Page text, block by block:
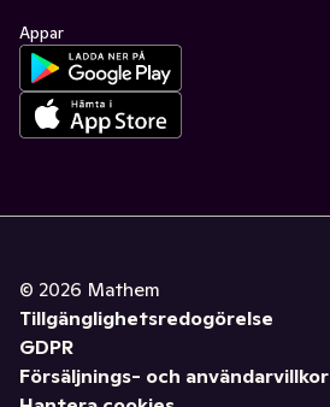
Appar
© 2026 Mathem
Tillgänglighetsredogörelse
GDPR
Försäljnings- och användarvillkor